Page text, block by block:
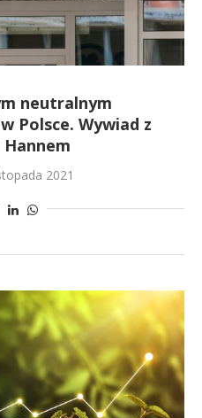
neutralnym
Polsce. Wywiad z
2021